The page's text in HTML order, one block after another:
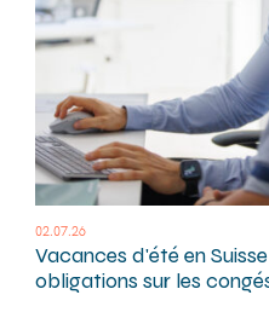
02.07.26
Vacances d'été en
obligations sur les